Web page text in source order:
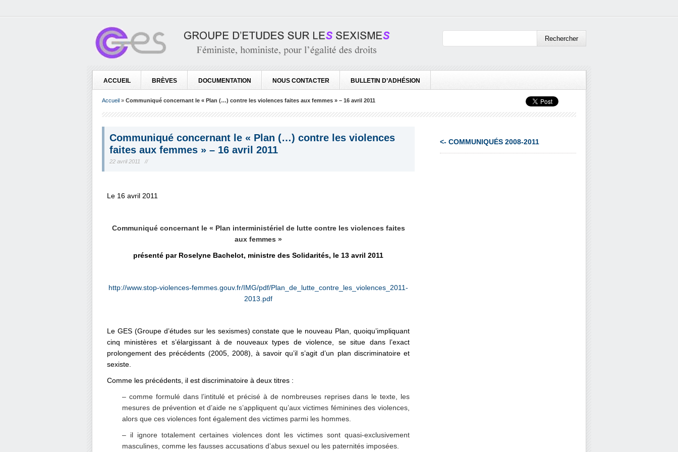
ACCUEIL BRÈVES DOCUMENTATION NOUS CONTACTER BULLETIN D’ADHÉSION
Accueil » Communiqué concernant le « Plan (…) contre les violences faites aux femmes » – 16 avril 2011
Communiqué concernant le « Plan (…) contre les violences
faites aux femmes » – 16 avril 2011
22 avril 2011 //
Le 16 avril 2011
Communiqué concernant le « Plan interministériel de lutte contre les violences faites
aux femmes »
présenté par Roselyne Bachelot, ministre des Solidarités, le 13 avril 2011
http://www.stop-violences-femmes.gouv.fr/IMG/pdf/Plan_de_lutte_contre_les_violences_2011-
2013.pdf
Le GES (Groupe d’études sur les sexismes) constate que le nouveau Plan, quoiqu’impliquant
cinq ministères et s’élargissant à de nouveaux types de violence, se situe dans l’exact
prolongement des précédents (2005, 2008), à savoir qu’il s’agit d’un plan discriminatoire et
sexiste.
Comme les précédents, il est discriminatoire à deux titres :
– comme formulé dans l’intitulé et précisé à de nombreuses reprises dans le texte, les
mesures de prévention et d’aide ne s’appliquent qu’aux victimes féminines des violences,
alors que ces violences font également des victimes parmi les hommes.
– il ignore totalement certaines violences dont les victimes sont quasi-exclusivement
masculines, comme les fausses accusations d’abus sexuel ou les paternités imposées.
<- COMMUNIQUÉS 2008-2011